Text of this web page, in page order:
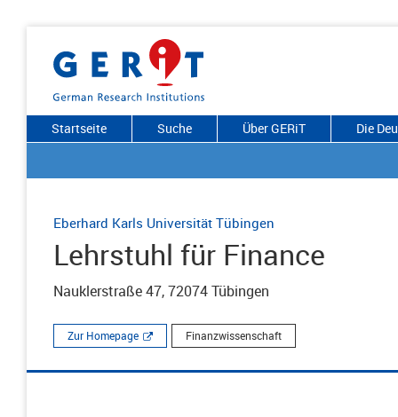
Startseite Suche Über GERiT Die
Eberhard Karls Universität Tübingen
Lehrstuhl für Finance
Nauklerstraße 47, 72074 Tübingen
Zur Homepage Finanzwissenschaft